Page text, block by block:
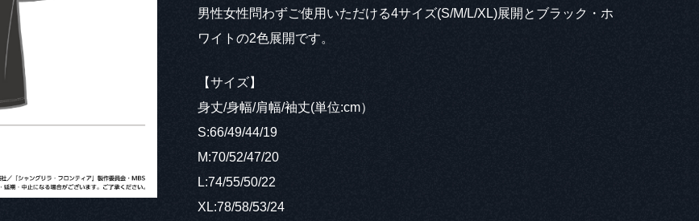
男性女性問わずご使用いただける4サイズ(S/M/L/XL)展開とブラック・ホ
ワイトの2色展開です。
【サイズ】
身丈/身幅/肩幅/袖丈(単位:cm）
S:66/49/44/19
M:70/52/47/20
L:74/55/50/22
XL:78/58/53/24